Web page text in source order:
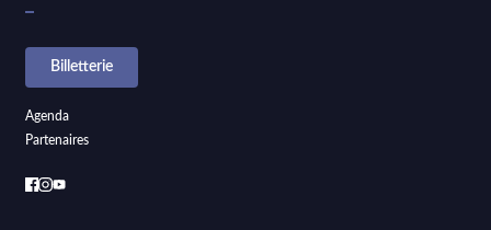
Billetterie
Agenda
Partenaires